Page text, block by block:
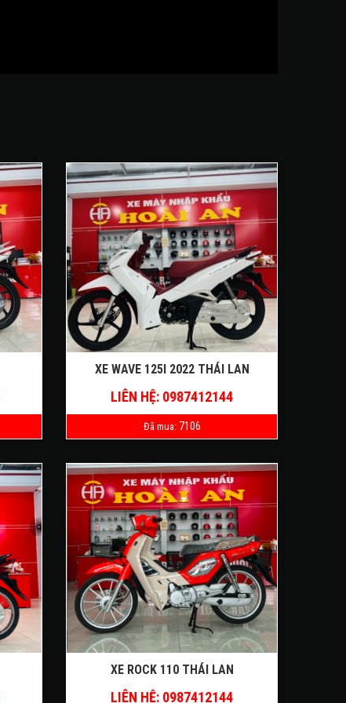
XE WAVE 125I 2022 THÁI LAN
LIÊN HỆ: 0987412144
Đã mua: 7106
XE ROCK 110 THÁI LAN
LIÊN HỆ: 0987412144